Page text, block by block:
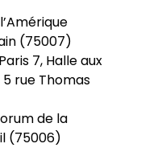
(75007)
7, Halle aux
5 rue Thomas
de la
(75006)